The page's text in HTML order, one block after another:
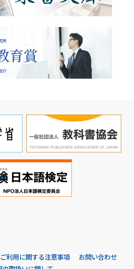
ご利用に関する注意事項
お問い合わせ